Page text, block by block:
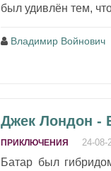
был удивлён тем,
Владимир Войнович
Джек Лондон -
ПРИКЛЮЧЕНИЯ 24-08-
Батар был